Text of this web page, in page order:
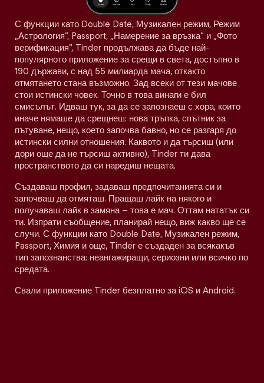
С функции като Double Date, Музикален режим, Режим
„Астрология“, Passport, „Намерение за връзка“ и „Фото
верификация“, Tinder продължава да бъде най-
популярното приложение за срещи в света, достъпно в
190 държави, с над 55 милиарда мача, откакто
отмятането стана възможно. Зад всеки от тези мачове
стои истински човек. Точно в това винаги е бил
смисълът. Идваш тук, за да се запознаеш с хора, които
иначе нямаше да срещнеш: нова тръпка, спътник за
пътуване, нещо, което започва бавно, но се разгаря до
истински силни отношения. Каквото и да търсиш (или
дори още да не търсиш активно), Tinder ти дава
пространството да си наредиш нещата.
Създаваш профил, задаваш предпочитанията си и
започваш да отмяташ. Пращаш лайк на някого и
получаваш лайк в замяна – това е мач. Оттам нататък си
ти. Изпрати съобщение, планирай нещо, виж какво ще се
случи. С функции като Double Date, Музикален режим,
Passport, Химия и още, Tinder е създаден за всякакъв
тип запознанства: неангажиращи, сериозни или всичко по
средата.
Свали приложение Tinder безплатно за iOS и Android.